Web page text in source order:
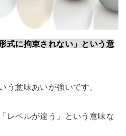
式に拘束されない」という意
う意味あいが強いです。
レベルが違う」という意味な